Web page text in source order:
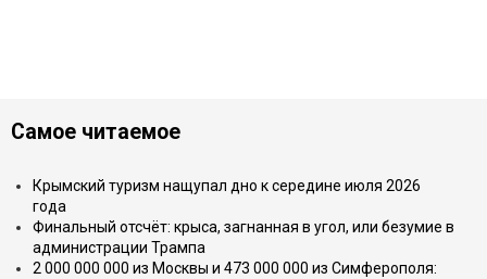
Самое читаемое
Крымский туризм нащупал дно к середине июля 2026
года
Финальный отсчёт: крыса, загнанная в угол, или безумие в
администрации Трампа
2 000 000 000 из Москвы и 473 000 000 из Симферополя: